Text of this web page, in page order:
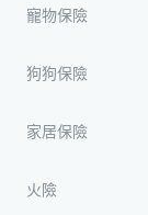
寵物保險
狗狗保險
家居保險
火險